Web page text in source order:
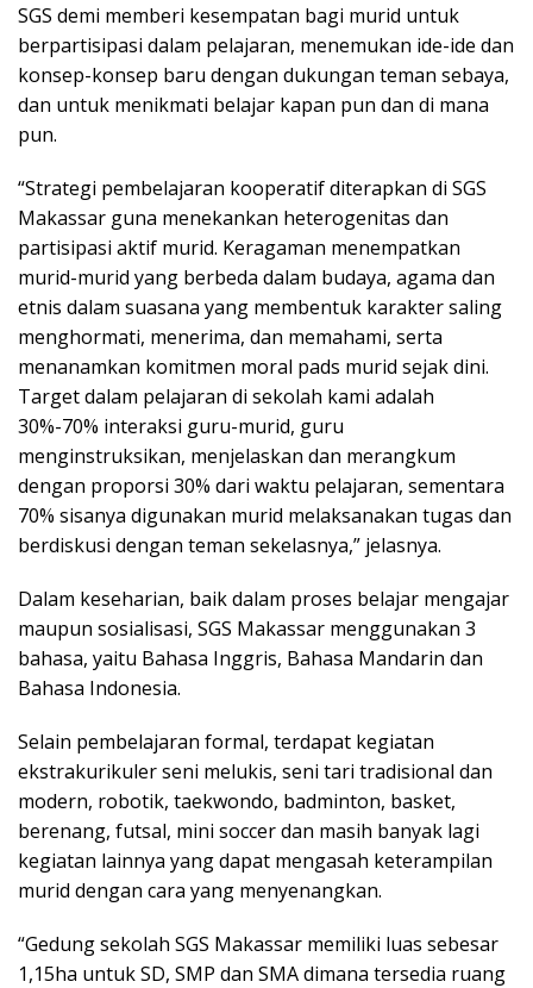
SGS demi memberi kesempatan bagi murid untuk
berpartisipasi dalam pelajaran, menemukan ide-ide dan
konsep-konsep baru dengan dukungan teman sebaya,
dan untuk menikmati belajar kapan pun dan di mana
pun.
“Strategi pembelajaran kooperatif diterapkan di SGS
Makassar guna menekankan heterogenitas dan
partisipasi aktif murid. Keragaman menempatkan
murid-murid yang berbeda dalam budaya, agama dan
etnis dalam suasana yang membentuk karakter saling
menghormati, menerima, dan memahami, serta
menanamkan komitmen moral pads murid sejak dini.
Target dalam pelajaran di sekolah kami adalah
30%-70% interaksi guru-murid, guru
menginstruksikan, menjelaskan dan merangkum
dengan proporsi 30% dari waktu pelajaran, sementara
70% sisanya digunakan murid melaksanakan tugas dan
berdiskusi dengan teman sekelasnya,” jelasnya.
Dalam keseharian, baik dalam proses belajar mengajar
maupun sosialisasi, SGS Makassar menggunakan 3
bahasa, yaitu Bahasa Inggris, Bahasa Mandarin dan
Bahasa Indonesia.
Selain pembelajaran formal, terdapat kegiatan
ekstrakurikuler seni melukis, seni tari tradisional dan
modern, robotik, taekwondo, badminton, basket,
berenang, futsal, mini soccer dan masih banyak lagi
kegiatan lainnya yang dapat mengasah keterampilan
murid dengan cara yang menyenangkan.
“Gedung sekolah SGS Makassar memiliki luas sebesar
1,15ha untuk SD, SMP dan SMA dimana tersedia ruang